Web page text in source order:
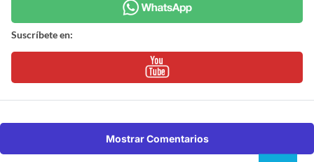
Suscríbete en:
Mostrar Comentarios